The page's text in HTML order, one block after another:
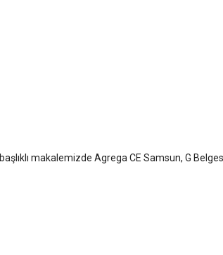
başlıklı makalemizde Agrega CE Samsun, G